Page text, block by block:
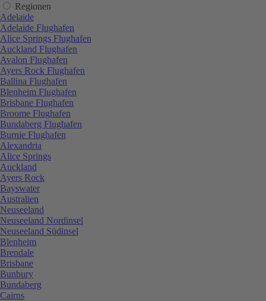
Regionen
Adelaide
Adelaide Flughafen
Alice Springs Flughafen
Auckland Flughafen
Avalon Flughafen
Ayers Rock Flughafen
Ballina Flughafen
Blenheim Flughafen
Brisbane Flughafen
Broome Flughafen
Bundaberg Flughafen
Burnie Flughafen
Alexandria
Alice Springs
Auckland
Ayers Rock
Bayswater
Australien
Neuseeland
Neuseeland Nordinsel
Neuseeland Südinsel
Blenheim
Brendale
Brisbane
Bunbury
Bundaberg
Cairns